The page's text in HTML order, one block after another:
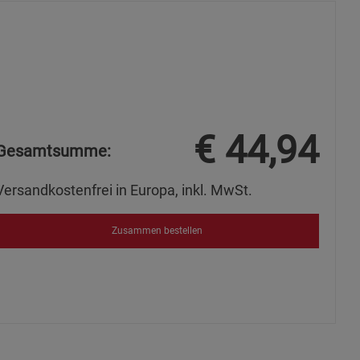
€ 44,94
in Europa, inkl. MwSt.
Zusammen bestellen